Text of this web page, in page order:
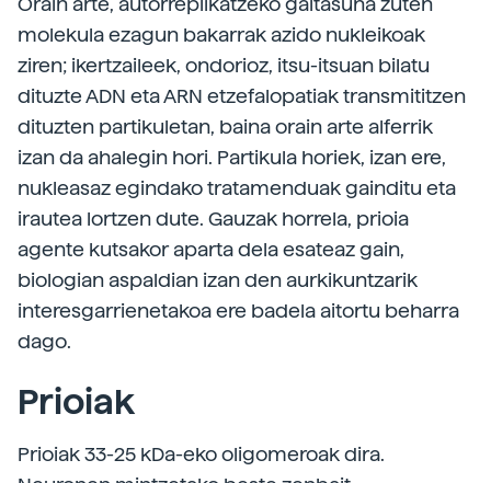
molekula ezagun bakarrak azido nukleikoak
ziren; ikertzaileek, ondorioz, itsu-itsuan bilatu
dituzte ADN eta ARN etzefalopatiak transmititzen
dituzten partikuletan, baina orain arte alferrik
izan da ahalegin hori. Partikula horiek, izan ere,
nukleasaz egindako tratamenduak gainditu eta
irautea lortzen dute. Gauzak horrela, prioia
agente kutsakor aparta dela esateaz gain,
biologian aspaldian izan den aurkikuntzarik
interesgarrienetakoa ere badela aitortu beharra
dago.
Prioiak
Prioiak 33-25 kDa-eko oligomeroak dira.